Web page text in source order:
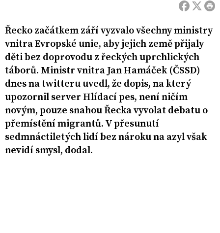
Řecko začátkem září vyzvalo všechny ministry
vnitra Evropské unie, aby jejich země přijaly
děti bez doprovodu z řeckých uprchlických
táborů. Ministr vnitra Jan Hamáček (ČSSD)
dnes na twitteru uvedl, že dopis, na který
upozornil server Hlídací pes, není ničím
novým, pouze snahou Řecka vyvolat debatu o
přemístění migrantů. V přesunutí
sedmnáctiletých lidí bez nároku na azyl však
nevidí smysl, dodal.